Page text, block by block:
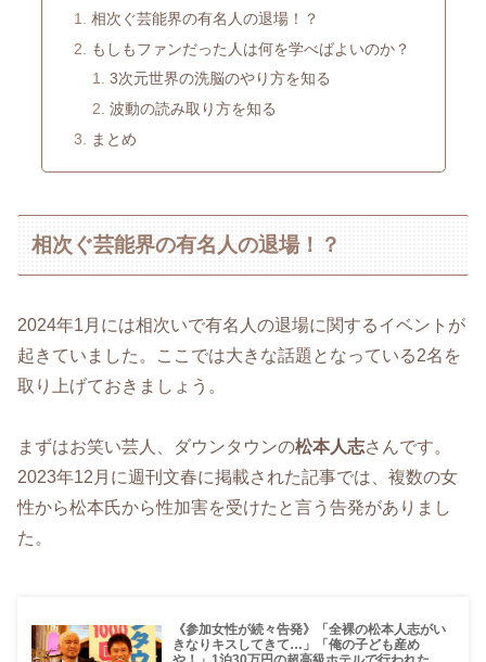
相次ぐ芸能界の有名人の退場！？
もしもファンだった人は何を学べばよいのか？
3次元世界の洗脳のやり方を知る
波動の読み取り方を知る
まとめ
相次ぐ芸能界の有名人の退場！？
2024年1月には相次いで有名人の退場に関するイベントが
起きていました。ここでは大きな話題となっている2名を
取り上げておきましょう。
まずはお笑い芸人、ダウンタウンの松本人志さんです。
2023年12月に週刊文春に掲載された記事では、複数の女
性から松本氏から性加害を受けたと言う告発がありまし
た。
《参加女性が続々告発》「全裸の松本人志がい
きなりキスしてきて…」「俺の子ども産め